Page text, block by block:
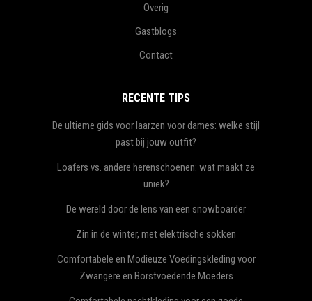
Overig
Gastblogs
Contact
RECENTE TIPS
De ultieme gids voor laarzen voor dames: welke stijl
past bij jouw outfit?
Loafers vs. andere herenschoenen: wat maakt ze
uniek?
De wereld door de lens van een snowboarder
Zin in de winter, met elektrische sokken
Comfortabele en Modieuze Voedingskleding voor
Zwangere en Borstvoedende Moeders